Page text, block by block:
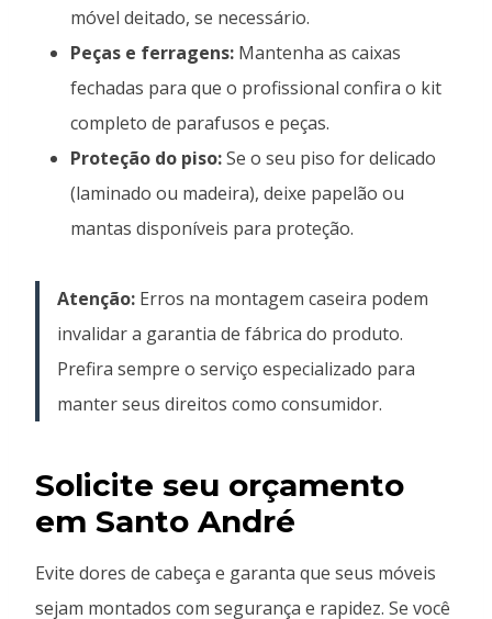
móvel deitado, se necessário.
Peças e ferragens: Mantenha as caixas
fechadas para que o profissional confira o kit
completo de parafusos e peças.
Proteção do piso:Se o seu piso for delicado
(laminado ou madeira), deixe papelão ou
mantas disponíveis para proteção.
Atenção: Erros na montagem caseira podem
invalidar a garantia de fábrica do produto.
Prefira sempre o serviço especializado para
manter seus direitos como consumidor.
Solicite seu orçamento
em Santo André
Evite dores de cabeça e garanta que seus móveis
sejam montados com segurança e rapidez. Se você